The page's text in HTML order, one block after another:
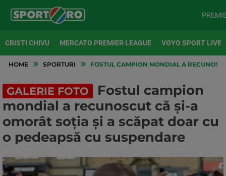
CRISTI CHIVU MERCATO PREMIER LEAGUE VOYO SPORT LIVE
HOME SPORTURI FOSTUL CAMPION MONDIAL A
GALERIE FOTO
Fostul campion
mondial a recunoscut că și-a
omorât soția și a scăpat doar cu
o pedeapsă cu suspendare